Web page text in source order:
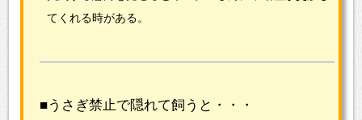
てくれる時がある。
■うさぎ禁止で隠れて飼うと・・・